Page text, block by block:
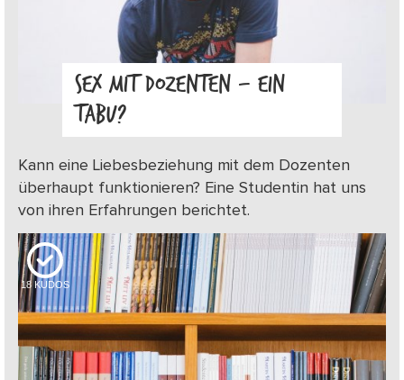
SEX MIT DOZENTEN – EIN
TABU?
Kann eine Liebesbeziehung mit dem Dozenten
überhaupt funktionieren? Eine Studentin hat uns
von ihren Erfahrungen berichtet.
18 KUDOS